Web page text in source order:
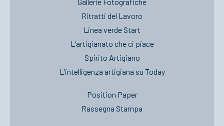
Ritratti del Lavoro
Linea verde Start
L’artigianato che ci piace
Spirito Artigiano
L’intelligenza artigiana su Today
Position Paper
Rassegna Stampa